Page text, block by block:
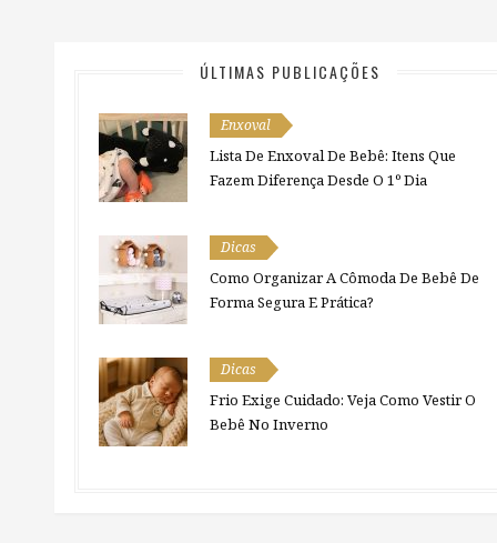
ÚLTIMAS PUBLICAÇÕES
Enxoval
Lista De Enxoval De Bebê: Itens Que
Fazem Diferença Desde O 1º Dia
Dicas
Como Organizar A Cômoda De Bebê De
Forma Segura E Prática?
Dicas
Frio Exige Cuidado: Veja Como Vestir O
Bebê No Inverno